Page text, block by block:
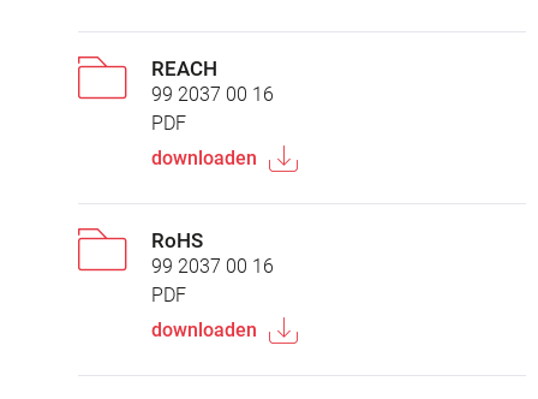
REACH
99 2037 00 16
PDF
downloaden
RoHS
99 2037 00 16
PDF
downloaden